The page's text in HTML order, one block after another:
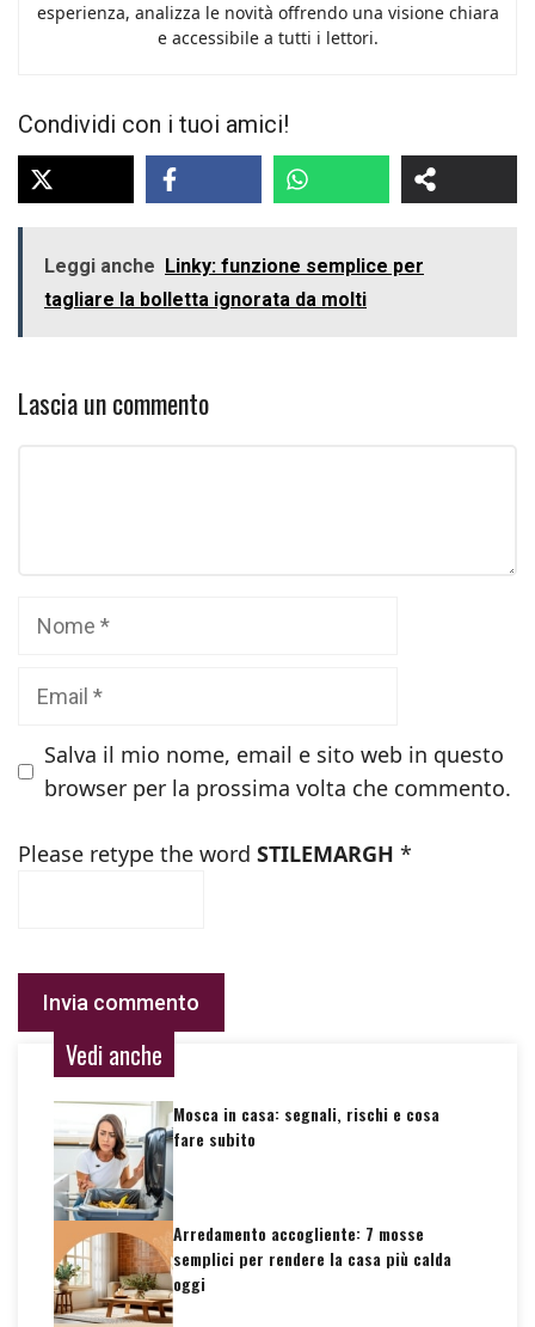
esperienza, analizza le novità offrendo una visione chiara
e accessibile a tutti i lettori.
Condividi con i tuoi amici!
Leggi anche Linky: funzione semplice per
tagliare la bolletta ignorata da molti
Lascia un commento
Salva il mio nome, email e sito web in questo
browser per la prossima volta che commento.
Please retype the word STILEMARGH *
Vedi anche
Mosca in casa: segnali, rischi e cosa
fare subito
Arredamento accogliente: 7 mosse
semplici per rendere la casa più calda
oggi